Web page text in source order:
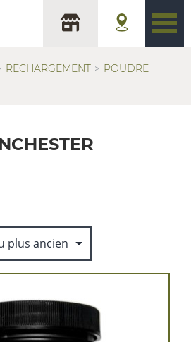
RECHARGEMENT
POUDRE